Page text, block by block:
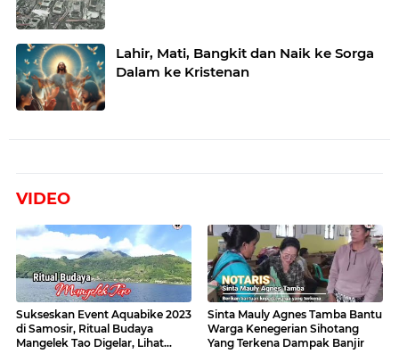
Lahir, Mati, Bangkit dan Naik ke Sorga
Dalam ke Kristenan
VIDEO
Sukseskan Event Aquabike 2023
di Samosir, Ritual Budaya
Mangelek Tao Digelar, Lihat
Sinta Mauly Agnes Tamba Bantu
Warga Kenegerian Sihotang
Yang Terkena Dampak Banjir